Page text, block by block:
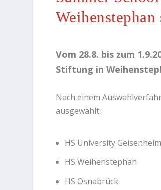
Weihenstephan
Vom 28.8. bis zum
Stiftung in
Nach einem
ausgewählt:
HS University Geisenheim
HS Weihenstephan
HS Osnabrück